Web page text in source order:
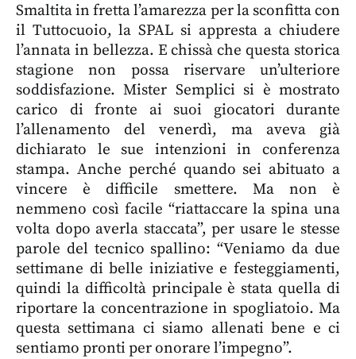
Smaltita in fretta l’amarezza per la sconfitta con
il Tuttocuoio, la SPAL si appresta a chiudere
l’annata in bellezza. E chissà che questa storica
stagione non possa riservare un’ulteriore
soddisfazione. Mister Semplici si è mostrato
carico di fronte ai suoi giocatori durante
l’allenamento del venerdì, ma aveva già
dichiarato le sue intenzioni in conferenza
stampa. Anche perché quando sei abituato a
vincere è difficile smettere. Ma non è
nemmeno così facile “riattaccare la spina una
volta dopo averla staccata”, per usare le stesse
parole del tecnico spallino: “Veniamo da due
settimane di belle iniziative e festeggiamenti,
quindi la difficoltà principale è stata quella di
riportare la concentrazione in spogliatoio. Ma
questa settimana ci siamo allenati bene e ci
sentiamo pronti per onorare l’impegno”.